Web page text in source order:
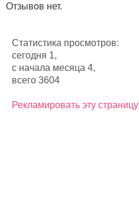
Отзывов нет.
Статистика просмотров:
сегодня 1,
с начала месяца 4,
всего 3604
Рекламировать эту страницу